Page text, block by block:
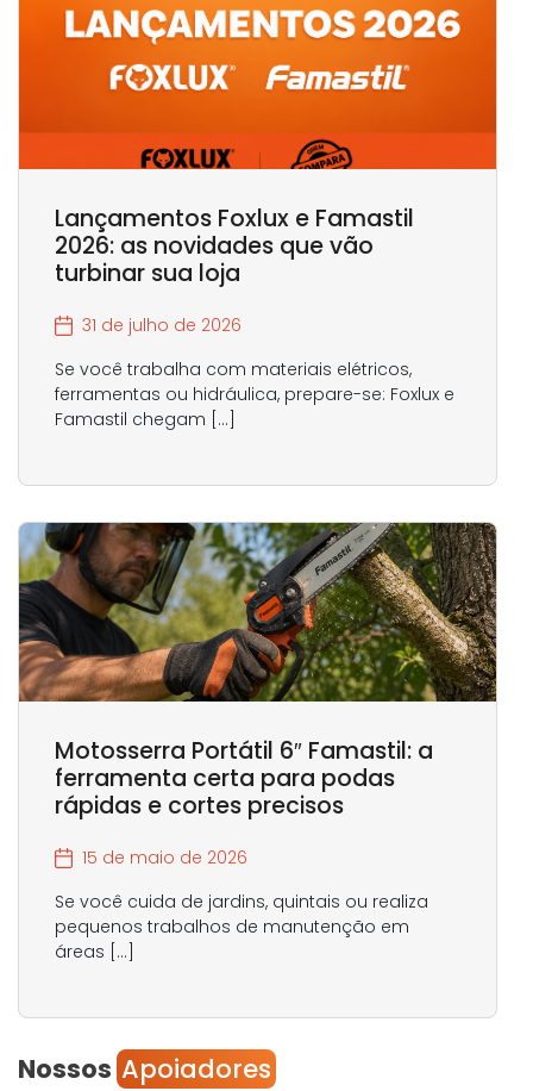
Lançamentos Foxlux e Famastil
2026: as novidades que vão
turbinar sua loja
31 de julho de 2026
Se você trabalha com materiais elétricos,
ferramentas ou hidráulica, prepare-se: Foxlux e
Famastil chegam […]
Motosserra Portátil 6″ Famastil: a
ferramenta certa para podas
rápidas e cortes precisos
15 de maio de 2026
Se você cuida de jardins, quintais ou realiza
pequenos trabalhos de manutenção em
áreas […]
Nossos Apoiadores